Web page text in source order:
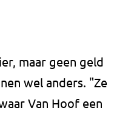
maar geen geld
wel anders. "Ze
Van Hoof een